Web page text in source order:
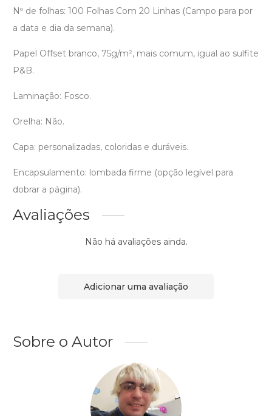
Nº de folhas: 100 Folhas Com 20 Linhas (Campo para por
a data e dia da semana).
Papel Offset branco, 75g/m², mais comum, igual ao sulfite
P&B.
Laminação: Fosco.
Orelha: Não.
Capa: personalizadas, coloridas e duráveis.
Encapsulamento: lombada firme (opção legível para
dobrar a página).
Avaliações
Não há avaliações ainda.
Adicionar uma avaliação
Sobre o Autor